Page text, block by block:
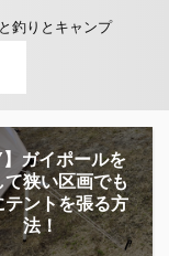
釣りとキャンプ
ガイポールを
て狭い区画でも
テントを張る方
法！